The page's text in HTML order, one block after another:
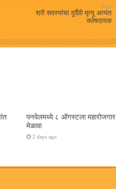
Next
श्री सदस्यांचा दुर्दैवी मृत्यू अत्यंत
क्लेषदायक
पनवेलमध्ये ८ ऑगस्टला महारोजगार
मेळावा
2 days ago